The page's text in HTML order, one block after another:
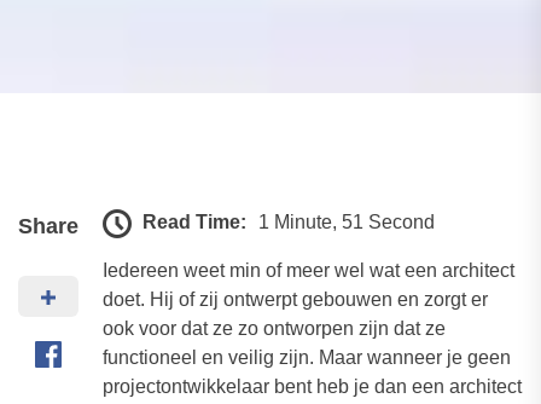
Share Read Time: 1 Minute, 51 Second
Iedereen weet min of meer wel wat een architect
doet. Hij of zij ontwerpt gebouwen en zorgt er
ook voor dat ze zo ontworpen zijn dat ze
functioneel en veilig zijn. Maar wanneer je geen
projectontwikkelaar bent heb je dan een architect